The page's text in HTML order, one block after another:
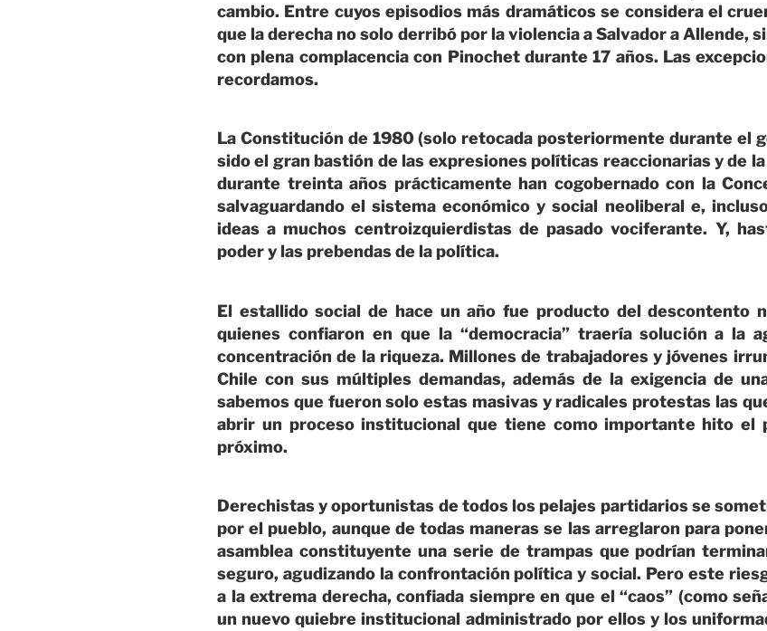
cambio. Entre cuyos episodios más dramáticos se considera el
que la derecha no solo derribó por la violencia a Salvador a Allende,
con plena complacencia con Pinochet durante 17 años. Las
recordamos.
La Constitución de 1980 (solo retocada posteriormente durante el
sido el gran bastión de las expresiones políticas reaccionarias y de
durante treinta años prácticamente han cogobernado con la
salvaguardando el sistema económico y social neoliberal e,
ideas a muchos centroizquierdistas de pasado vociferante. Y,
poder y las prebendas de la política.
El estallido social de hace un año fue producto del descontento
quienes confiaron en que la “democracia” traería solución a la
concentración de la riqueza. Millones de trabajadores y jóvenes
Chile con sus múltiples demandas, además de la exigencia de
sabemos que fueron solo estas masivas y radicales protestas las
abrir un proceso institucional que tiene como importante hito el
próximo.
Derechistas y oportunistas de todos los pelajes partidarios se
por el pueblo, aunque de todas maneras se las arreglaron para
asamblea constituyente una serie de trampas que podrían
seguro, agudizando la confrontación política y social. Pero este
a la extrema derecha, confiada siempre en que el “caos” (como
un nuevo quiebre institucional administrado por ellos y los